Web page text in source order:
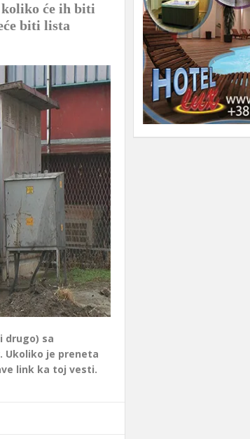
će ih biti
biti lista
drugo) sa
Ukoliko je preneta
link ka toj vesti.